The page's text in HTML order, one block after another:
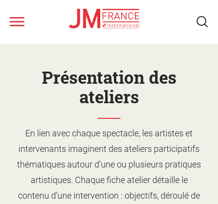
contenu
Qui sommes-nous ?
Notre réseau
Le jeune public
Les artistes
Ateliers musicaux
Monter un projet d'action
culturelle
Présentation des ateliers
Tous les spectacles
Le calendrier
Nos ressources
Fonds musical JM France
Présentation des
ateliers
En lien avec chaque spectacle, les artistes et
intervenants imaginent des ateliers participatifs
thématiques autour d’une ou plusieurs pratiques
artistiques. Chaque fiche atelier détaille le
contenu d’une intervention : objectifs, déroulé de